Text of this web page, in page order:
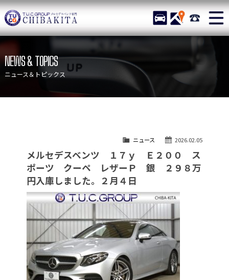
TUCグループ メルセデスベ
STOCK ACCESS 043-
ニュース
在庫リスト
目玉車両一覧
保証＆サービス
アクセスマップ
自動車保険
TUCとは？
リクルート
納車blog
会社概要
NEWS & TOPICS
ニュース＆トピックス
2026.02.05
ニュース
メルセデスベンツ １７ｙ Ｅ２００ ス
ポーツ クーペ レザーＰ 銀 ２９８万
円入庫しました。２月４日